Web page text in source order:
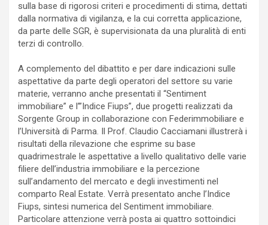
sulla base di rigorosi criteri e procedimenti di stima, dettati
dalla normativa di vigilanza, e la cui corretta applicazione,
da parte delle SGR, è supervisionata da una pluralità di enti
terzi di controllo.
A complemento del dibattito e per dare indicazioni sulle
aspettative da parte degli operatori del settore su varie
materie, verranno anche presentati il “Sentiment
immobiliare” e l’”Indice Fiups”, due progetti realizzati da
Sorgente Group in collaborazione con Federimmobiliare e
l’Università di Parma. Il Prof. Claudio Cacciamani illustrerà i
risultati della rilevazione che esprime su base
quadrimestrale le aspettative a livello qualitativo delle varie
filiere dell’industria immobiliare e la percezione
sull’andamento del mercato e degli investimenti nel
comparto Real Estate. Verrà presentato anche l’Indice
Fiups, sintesi numerica del Sentiment immobiliare.
Particolare attenzione verrà posta ai quattro sottoindici